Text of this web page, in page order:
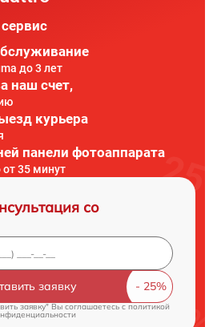
до 3 лет
наш счет,
курьера
панели фотоаппарата
35 минут
со
заявку
заявку" Вы соглашаетесь c политикой